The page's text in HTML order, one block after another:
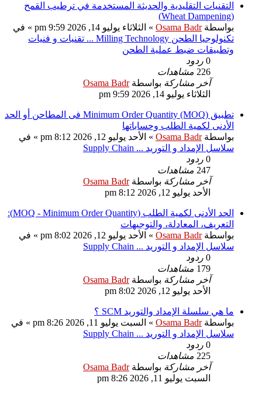
التقنيات التقليدية والحديثة المستخدمة في ترطيب القمح
(Wheat Dampening)
بواسطةOsama Badr » الثلاثاء يوليو 14, 2026 9:59 pm » في
تكنولوجيا الطحن Milling Technology ... تقنيات و فنيات
وتطبيقات ضبط عملية الطحن
0 ردود
226 مشاهدات
آخر مشاركة بواسطةOsama Badr
الثلاثاء يوليو 14, 2026 9:59 pm
تطبيق Minimum Order Quantity (MOQ) فى المطاحن أو الحد
الأدنى لكمية الطلب وحساباتها
بواسطةOsama Badr » الأحد يوليو 12, 2026 8:12 pm » في
سلاسل الإمداد و التوريد ... Supply Chain
0 ردود
247 مشاهدات
آخر مشاركة بواسطةOsama Badr
الأحد يوليو 12, 2026 8:12 pm
الحد الأدنى لكمية الطلب (MOQ - Minimum Order Quantity):
التعريف، المعادلة، والتوجيهات
بواسطةOsama Badr » الأحد يوليو 12, 2026 8:02 pm » في
سلاسل الإمداد و التوريد ... Supply Chain
0 ردود
179 مشاهدات
آخر مشاركة بواسطةOsama Badr
الأحد يوليو 12, 2026 8:02 pm
ما هي سلسلة الإمداد والتوريد SCM ؟
بواسطةOsama Badr » السبت يوليو 11, 2026 8:26 pm » في
سلاسل الإمداد و التوريد ... Supply Chain
0 ردود
225 مشاهدات
آخر مشاركة بواسطةOsama Badr
السبت يوليو 11, 2026 8:26 pm